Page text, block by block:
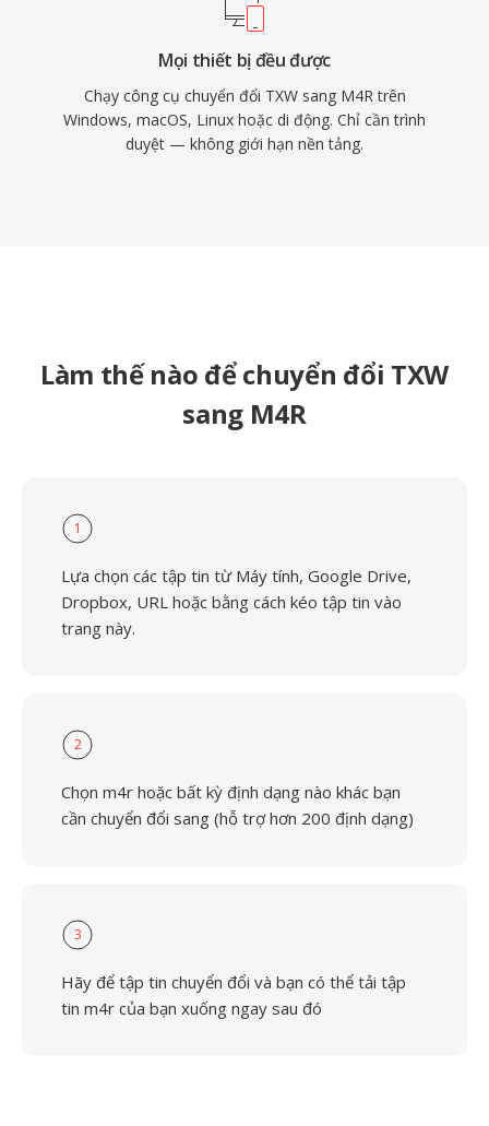
Mọi thiết bị đều được
Chạy công cụ chuyển đổi TXW sang M4R trên
Windows, macOS, Linux hoặc di động. Chỉ cần trình
duyệt — không giới hạn nền tảng.
Làm thế nào để chuyển đổi TXW
sang M4R
1
Lựa chọn các tập tin từ Máy tính, Google Drive,
Dropbox, URL hoặc bằng cách kéo tập tin vào
trang này.
2
Chọn m4r hoặc bất kỳ định dạng nào khác bạn
cần chuyển đổi sang (hỗ trợ hơn 200 định dạng)
3
Hãy để tập tin chuyển đổi và bạn có thể tải tập
tin m4r của bạn xuống ngay sau đó